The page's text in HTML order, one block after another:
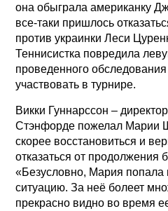
она обыграла американку
все-таки пришлось
против украинки Леси
Теннисистка повредила
проведенного
участвовать в турнире.
Викки Гуннарссон –
Стэнфорде пожелал Марии
скорее восстановиться и
отказаться от продолжения
«Безусловно, Мария попала
ситуацию. За неё болеет
прекрасно видно во время